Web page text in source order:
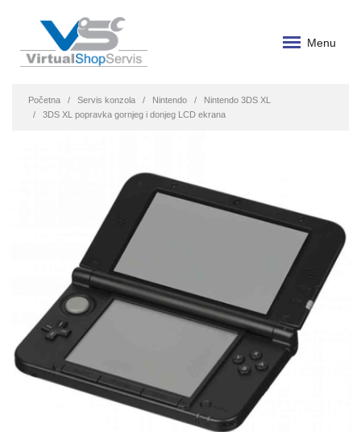
Menu
Početna Servis konzola Nintendo
Nintendo 3DS XL
3DS XL popravka gornjeg i donjeg LCD ekrana